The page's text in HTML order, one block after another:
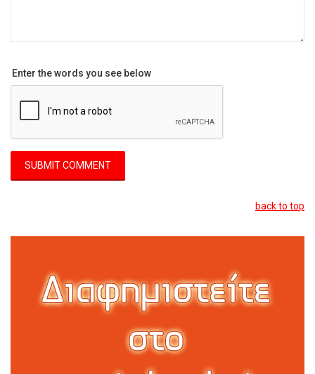
Enter the words you see below
back to top